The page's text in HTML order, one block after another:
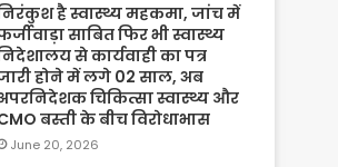
है स्वास्थ्य महकमा, जांच में
साबित फिर भी स्वास्थ्य
से कार्यवाही का पत्र
होने में लगे 02 साल, अब
चिकित्सा स्वास्थ्य और
बस्ती के बीच विरोधाभास
June 20, 2026